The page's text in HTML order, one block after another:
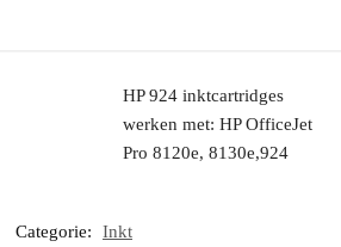
HP 924 inktcartridges
werken met: HP OfficeJet
Pro 8120e, 8130e,924
Categorie:
Inkt